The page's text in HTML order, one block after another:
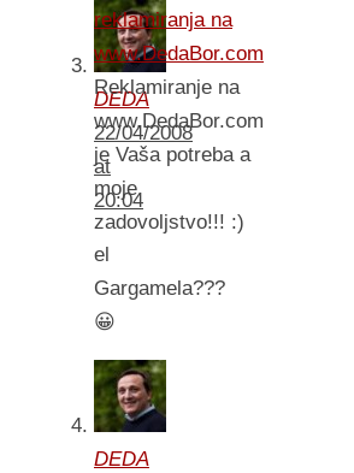
DEDA
22/04/2008
at
20:04
el
Gargamela???
😀
DEDA
reklamiranja na
www.DedaBor.com
Reklamiranje na
www.DedaBor.com
je Vaša potreba a
moje
zadovoljstvo!!! :)